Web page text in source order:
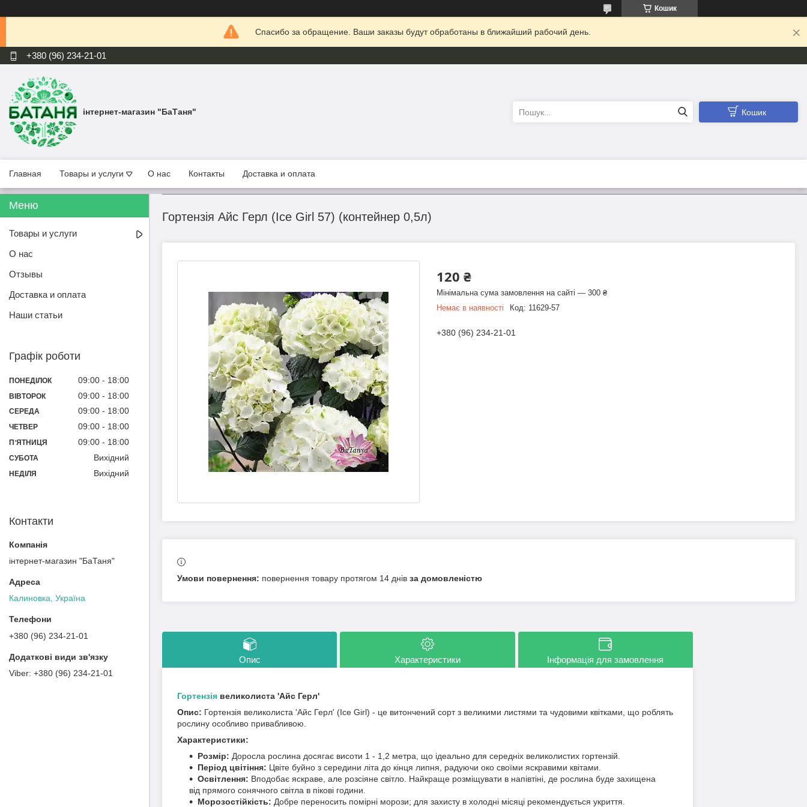
Кошик
Спасибо за обращение. Ваши заказы будут обработаны в ближайший рабочий день.
+380 (96) 234-21-01
інтернет-магазин "БаТаня" Кошик
Главная Товары и услуги О нас Контакты Доставка и оплата
Гортензія Айс Герл (Ice Girl 57) (контейнер 0,5л)
120 ₴
Мінімальна сума замовлення на сайті — 300 ₴
Немає в наявності
Код: 11629-57
+380 (96) 234-21-01
повернення товару протягом 14 днів за домовленістю
Опис Характеристики Інформація для замовлення
Гортензія великолиста 'Айс Герл'
Опис: Гортензія великолиста 'Айс Герл' (Ice Girl) - це витончений сорт з великими листями та чудовими квітками, що роблять
рослину особливо привабливою.
Характеристики:
Розмір: Доросла рослина досягає висоти 1 - 1,2 метра, що ідеально для середніх великолистих гортензій.
Період цвітіння: Цвіте буйно з середини літа до кінця липня, радуючи око своїми яскравими квітами.
Освітлення: Вподобає яскраве, але розсіяне світло. Найкраще розміщувати в напівтіні, де рослина буде захищена
від прямого сонячного світла в пікові години.
Морозостійкість: Добре переносить помірні морози; для захисту в холодні місяці рекомендується укриття.
Товары и услуги
О нас
Отзывы
Доставка и оплата
Наши статьи
Графік роботи
ПОНЕДІЛОК 09:00 18:00
ВІВТОРОК 09:00 18:00
СЕРЕДА 09:00 18:00
ЧЕТВЕР 09:00 18:00
ПʼЯТНИЦЯ 09:00 18:00
СУБОТА Вихідний
НЕДІЛЯ Вихідний
Контакти
інтернет-магазин "БаТаня"
Калиновка, Україна
+380 (96) 234-21-01
+380 (96) 234-21-01